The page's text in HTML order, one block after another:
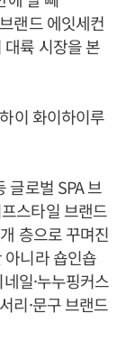
랜드 에잇세컨
륙 시장을 본
이 화이하이루
글로벌 SPA 브
스타일 브랜드
층으로 꾸며진
아니라 숍인숍
일·누누핑커스
리·문구 브랜드